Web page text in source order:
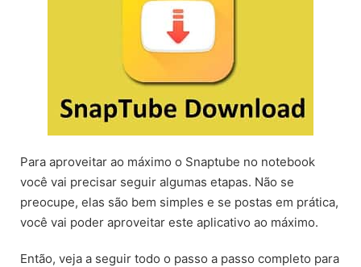
Para aproveitar ao máximo o Snaptube no notebook
você vai precisar seguir algumas etapas. Não se
preocupe, elas são bem simples e se postas em prática,
você vai poder aproveitar este aplicativo ao máximo.
Então, veja a seguir todo o passo a passo completo para